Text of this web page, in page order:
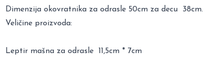
Dimenzija okovratnika za odrasle 50cm za decu 38cm.
Veličine proizvoda:
Leptir mašna za odrasle 11,5cm * 7cm